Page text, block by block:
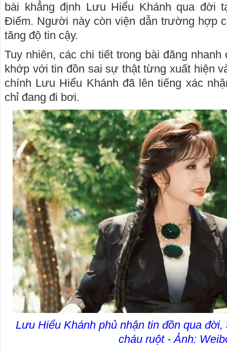
bài khẳng định Lưu Hiểu Khánh qua đời
Điếm. Người này còn viện dẫn trường hợp
tăng độ tin cậy.
Tuy nhiên, các chi tiết trong bài đăng nhanh
khớp với tin đồn sai sự thật từng xuất hiện
chính Lưu Hiểu Khánh đã lên tiếng xác
chỉ đang đi bơi.
Lưu Hiểu Khánh phủ nhận tin đồn qua
cháu ruột - Ảnh: